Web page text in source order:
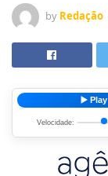
by Redação
▶️ Play
Velocidade: